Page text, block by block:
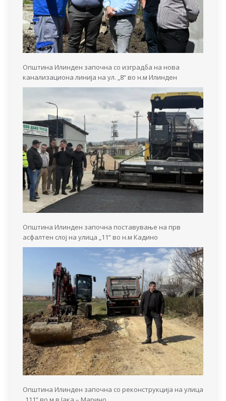
Општина Илинден започна со изградба на нова
канализациона линија на ул. „8“ во н.м Илинден
Општина Илинден започна поставување на прв
асфалтен слој на улица „11“ во н.м Кадино
Општина Илинден започна со реконструкција на улица